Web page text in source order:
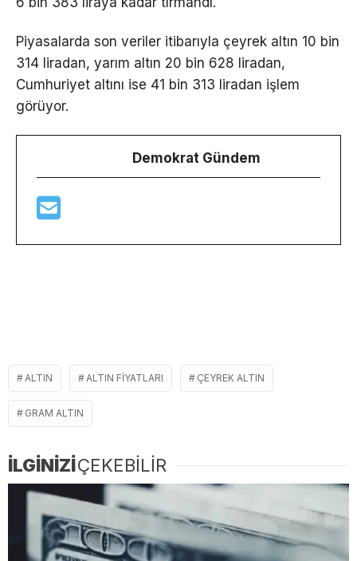
Piyasalarda son veriler itibarıyla çeyrek altın 10 bin
314 liradan, yarım altın 20 bin 628 liradan,
Cumhuriyet altını ise 41 bin 313 liradan işlem
görüyor.
Demokrat Gündem
ALTIN ALTIN FIYATLARI ÇEYREK ALTIN
GRAM ALTIN
İLGİNİZİÇEKEBİLİR